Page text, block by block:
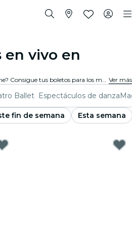
en vivo en
¿Buscas algo qué hacer esta noche? Consigue tus boletos para los mejores espectáculos en vivo en Denver: teatro, shows de comedia, monólogos, magia, y mucho más. Ver más
Ballet Espectáculos de danza
fin de semana
Esta semana